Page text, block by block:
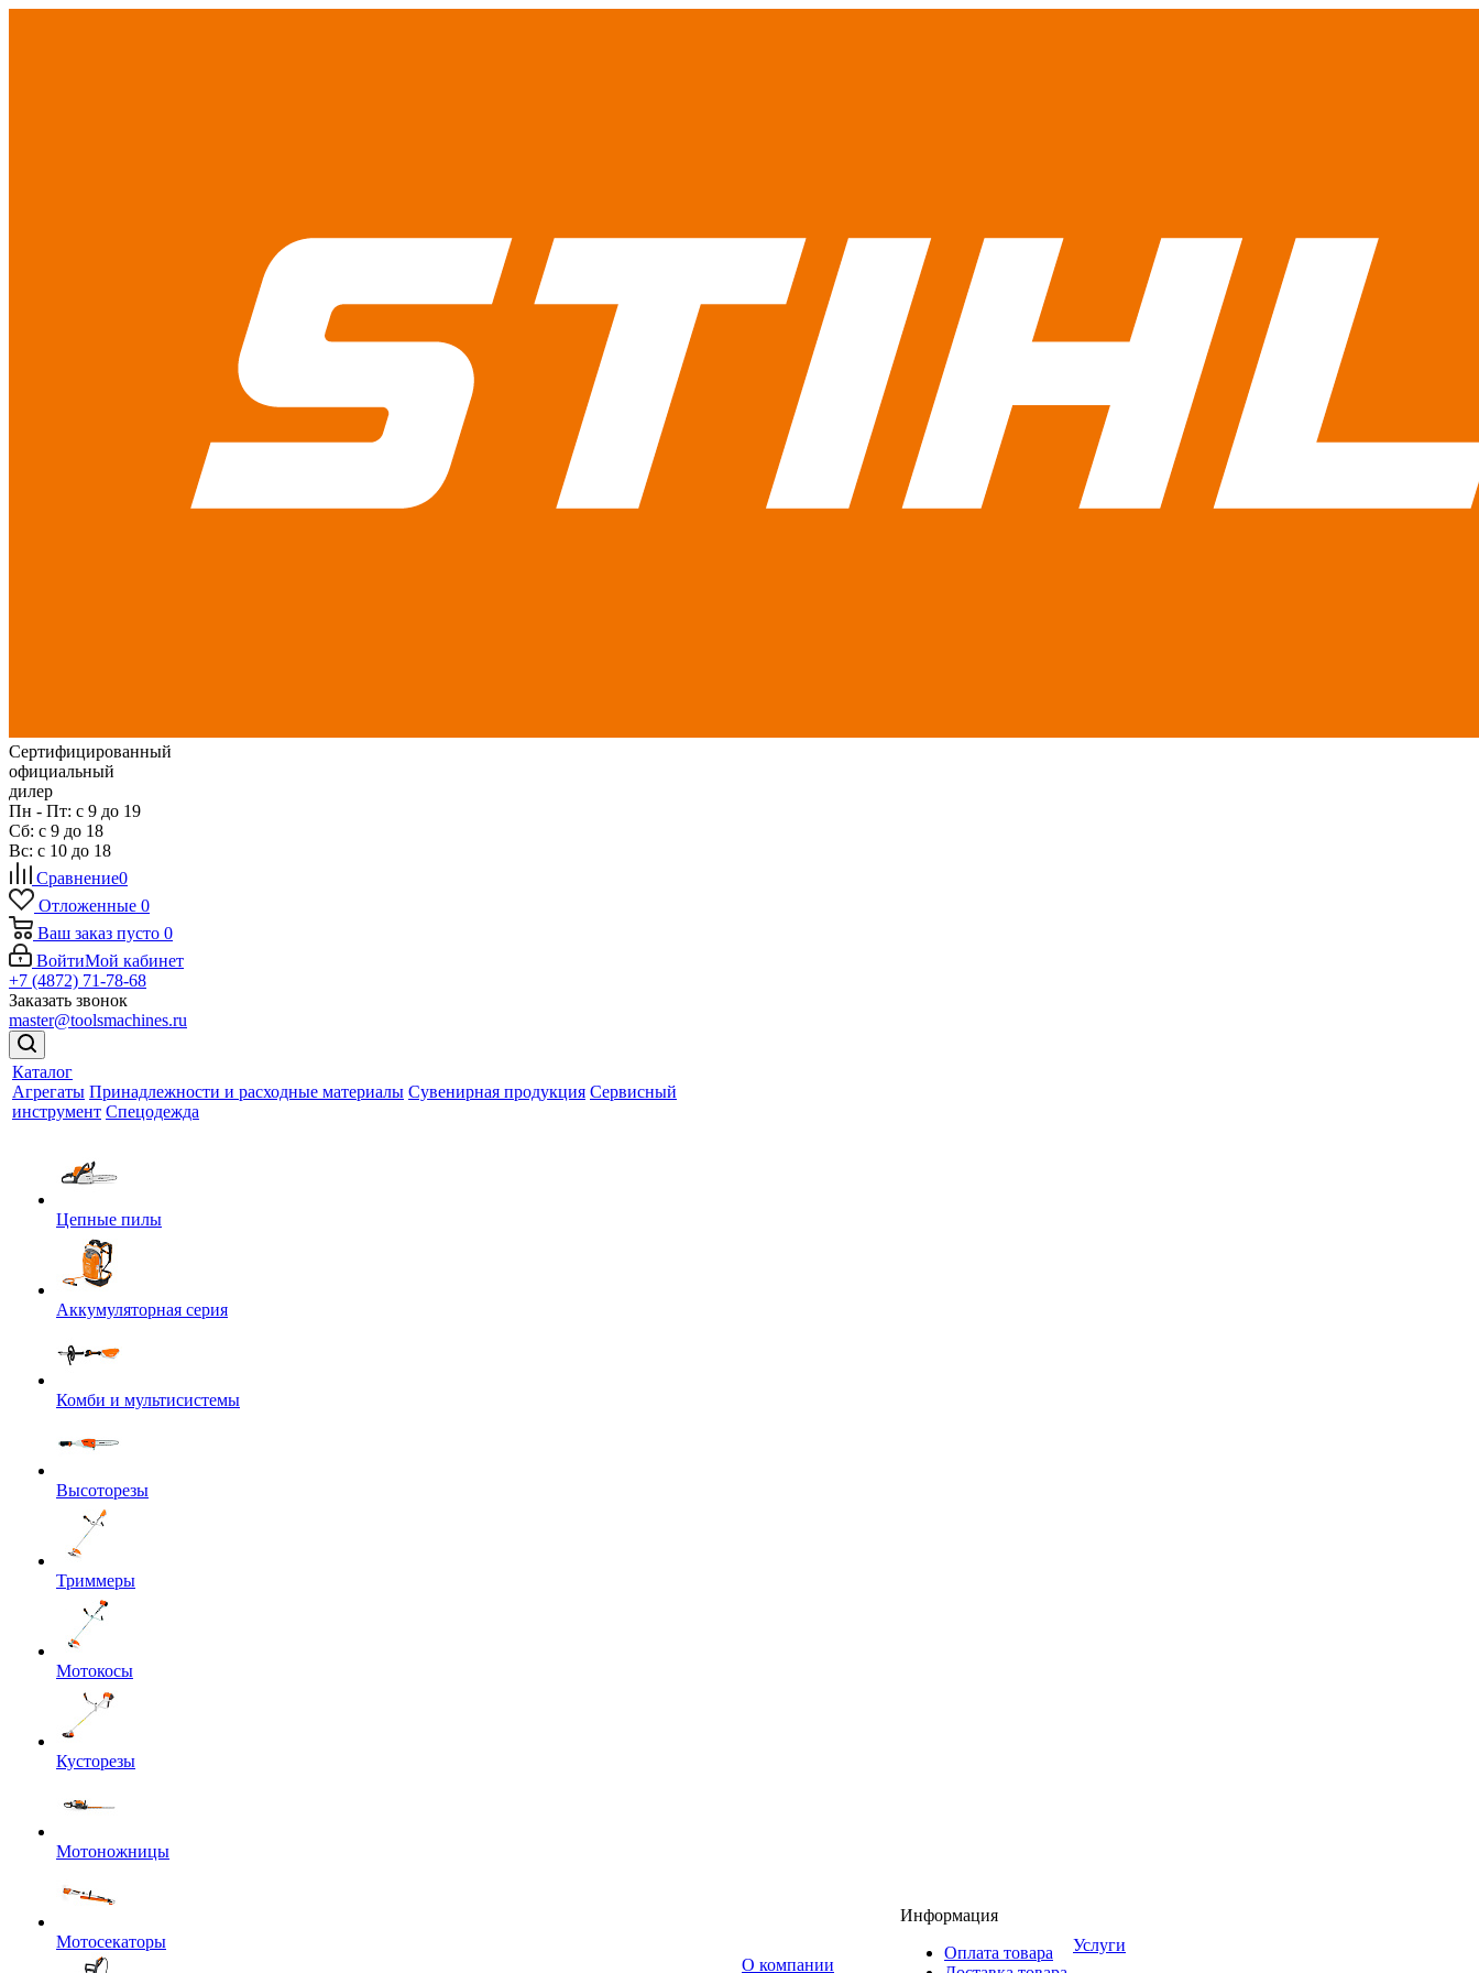
Сертифицированный
официальный
дилер
Пн - Пт: с 9 до 19
Сб: с 9 до 18
Вс: с 10 до 18
Сравнение0
Отложенные 0
Ваш заказ пусто 0
ВойтиМой кабинет
+7 (4872) 71-78-68
Заказать звонок
master@toolsmachines.ru
Каталог
Агрегаты Принадлежности и расходные материалы Сувенирная продукция Сервисный
инструмент Спецодежда
Цепные пилы
Аккумуляторная серия
Комби и мультисистемы
Высоторезы
Триммеры
Мотокосы
Кусторезы
Мотоножницы
Мотосекаторы
O компании
Информация
Оплата товара
Услуги